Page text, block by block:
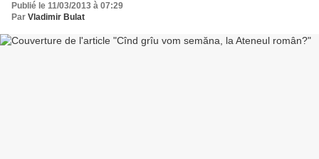
Publié le 11/03/2013 à 07:29
Par Vladimir Bulat